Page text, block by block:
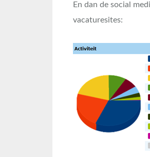
En dan de social
vacaturesites: